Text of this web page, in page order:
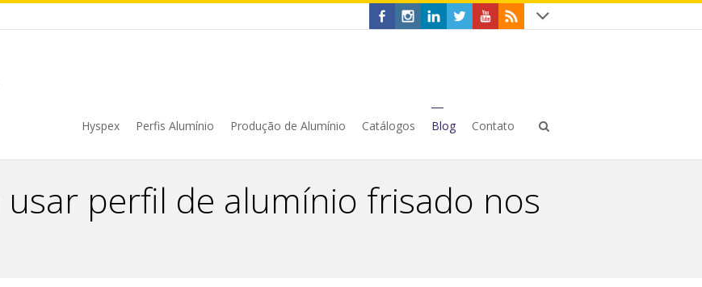
Hyspex Perfis Alumínio Produção de Alumínio Catálogos Blog Contato
perfil de alumínio frisado nos